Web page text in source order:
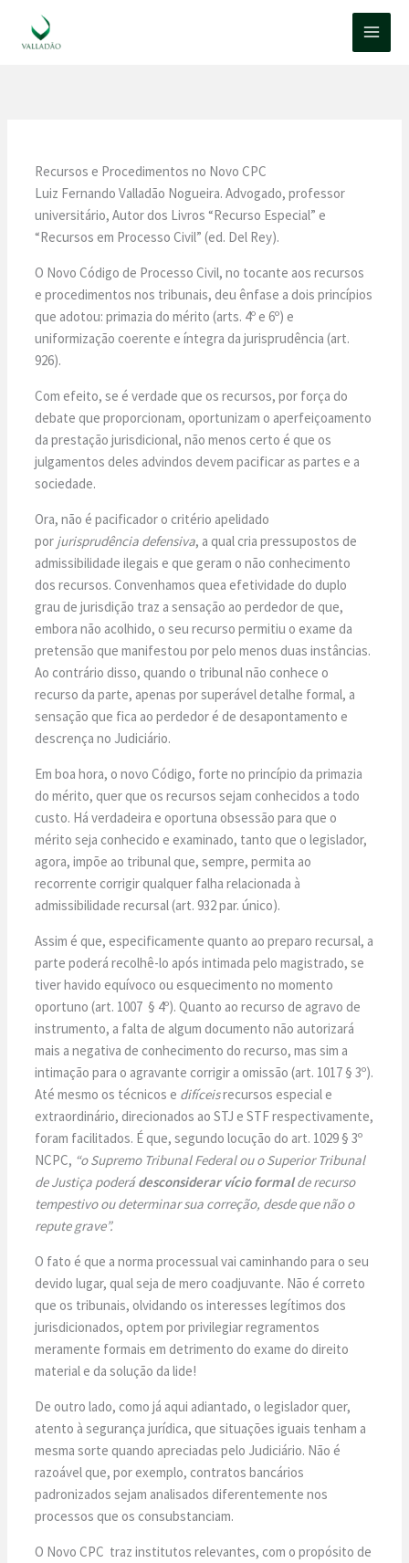
Recursos e Procedimentos no Novo CPC
Luiz Fernando Valladão Nogueira. Advogado, professor
universitário, Autor dos Livros “Recurso Especial” e
“Recursos em Processo Civil” (ed. Del Rey).
O Novo Código de Processo Civil, no tocante aos recursos
e procedimentos nos tribunais, deu ênfase a dois princípios
que adotou: primazia do mérito (arts. 4º e 6º) e
uniformização coerente e íntegra da jurisprudência (art.
926).
Com efeito, se é verdade que os recursos, por força do
debate que proporcionam, oportunizam o aperfeiçoamento
da prestação jurisdicional, não menos certo é que os
julgamentos deles advindos devem pacificar as partes e a
sociedade.
Ora, não é pacificador o critério apelidado
por jurisprudência defensiva, a qual cria pressupostos de
admissibilidade ilegais e que geram o não conhecimento
dos recursos. Convenhamos quea efetividade do duplo
grau de jurisdição traz a sensação ao perdedor de que,
embora não acolhido, o seu recurso permitiu o exame da
pretensão que manifestou por pelo menos duas instâncias.
Ao contrário disso, quando o tribunal não conhece o
recurso da parte, apenas por superável detalhe formal, a
sensação que fica ao perdedor é de desapontamento e
descrença no Judiciário.
Em boa hora, o novo Código, forte no princípio da primazia
do mérito, quer que os recursos sejam conhecidos a todo
custo. Há verdadeira e oportuna obsessão para que o
mérito seja conhecido e examinado, tanto que o legislador,
agora, impõe ao tribunal que, sempre, permita ao
recorrente corrigir qualquer falha relacionada à
admissibilidade recursal (art. 932 par. único).
Assim é que, especificamente quanto ao preparo recursal, a
parte poderá recolhê-lo após intimada pelo magistrado, se
tiver havido equívoco ou esquecimento no momento
oportuno (art. 1007 § 4º). Quanto ao recurso de agravo de
instrumento, a falta de algum documento não autorizará
mais a negativa de conhecimento do recurso, mas sim a
intimação para o agravante corrigir a omissão (art. 1017 § 3º).
Até mesmo os técnicos e difíceisrecursos especial e
extraordinário, direcionados ao STJ e STF respectivamente,
foram facilitados. É que, segundo locução do art. 1029 § 3º
NCPC, “o Supremo Tribunal Federal ou o Superior Tribunal
de Justiça poderádesconsiderar vício formalde recurso
tempestivo ou determinar sua correção, desde que não o
repute grave”.
O fato é que a norma processual vai caminhando para o seu
devido lugar, qual seja de mero coadjuvante. Não é correto
que os tribunais, olvidando os interesses legítimos dos
jurisdicionados, optem por privilegiar regramentos
meramente formais em detrimento do exame do direito
material e da solução da lide!
De outro lado, como já aqui adiantado, o legislador quer,
atento à segurança jurídica, que situações iguais tenham a
mesma sorte quando apreciadas pelo Judiciário. Não é
razoável que, por exemplo, contratos bancários
padronizados sejam analisados diferentemente nos
processos que os consubstanciam.
O Novo CPC traz institutos relevantes, com o propósito de